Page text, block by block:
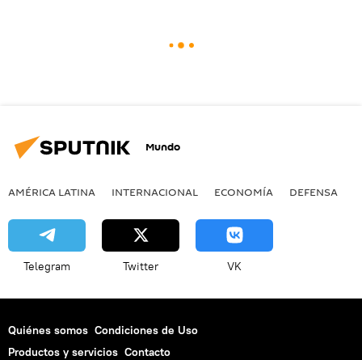
Mundo
AMÉRICA LATINA INTERNACIONAL ECONOMÍA DEFENSA
Telegram Twitter VK
Quiénes somos Condiciones de Uso
Productos y servicios Contacto